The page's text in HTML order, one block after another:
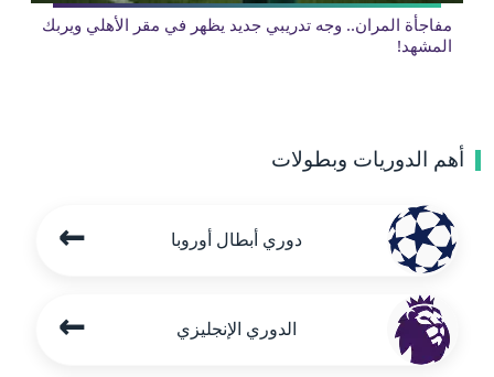
مفاجأة المران.. وجه تدريبي جديد يظهر في مقر الأهلي ويربك
المشهد!
أهم الدوريات وبطولات
دوري أبطال أوروبا ←
الدوري الإنجليزي ←